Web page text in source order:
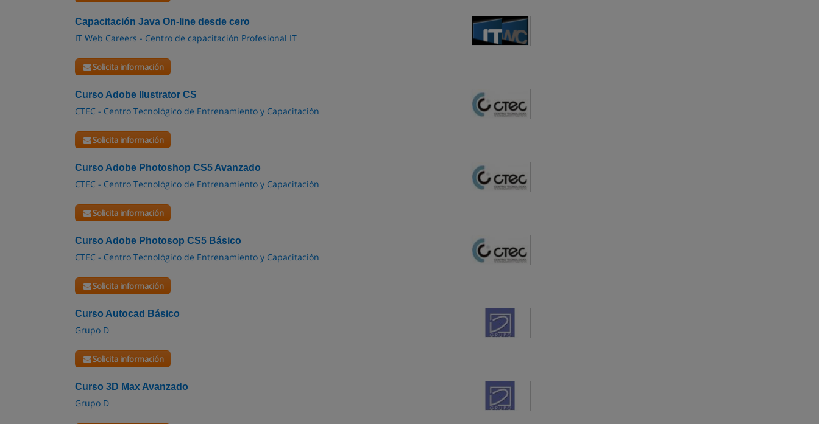
Capacitación Java On-line desde cero
IT Web Careers - Centro de capacitación Profesional IT
Solicita información
Curso Adobe Ilustrator CS
CTEC - Centro Tecnológico de Entrenamiento y Capacitación
Solicita información
Curso Adobe Photoshop CS5 Avanzado
CTEC - Centro Tecnológico de Entrenamiento y Capacitación
Solicita información
Curso Adobe Photosop CS5 Básico
CTEC - Centro Tecnológico de Entrenamiento y Capacitación
Solicita información
Curso Autocad Básico
Grupo D
Solicita información
Curso 3D Max Avanzado
Grupo D